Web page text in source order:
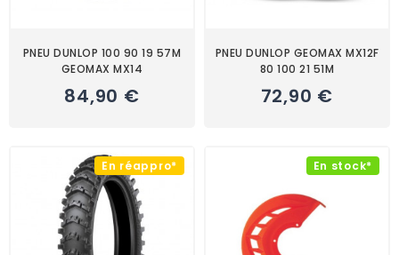
PNEU DUNLOP 100 90 19 57M
GEOMAX MX14
84,90 €
PNEU DUNLOP GEOMAX MX12F
80 100 21 51M
72,90 €
En réappro* En stock*